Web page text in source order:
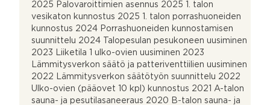
2025 Palovaroittimien asennus 2025 1. talon
vesikaton kunnostus 2025 1. talon porrashuoneiden
kunnostus 2024 Porrashuoneiden kunnostamisen
suunnittelu 2024 Talopesulan pesukoneen uusiminen
2023 Liiketila 1 ulko-ovien uusiminen 2023
Lämmitysverkon säätö ja patteriventtiilien uusiminen
2022 Lämmitysverkon säätötyön suunnittelu 2022
Ulko-ovien (pääovet 10 kpl) kunnostus 2021 A-talon
sauna- ja pesutilasaneeraus 2020 B-talon sauna- ja